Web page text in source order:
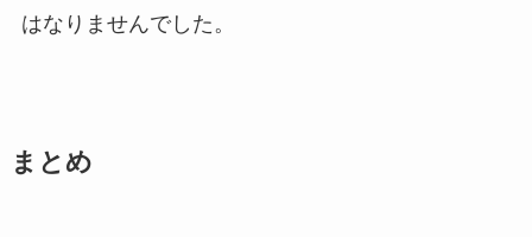
はなりませんでした。
まとめ